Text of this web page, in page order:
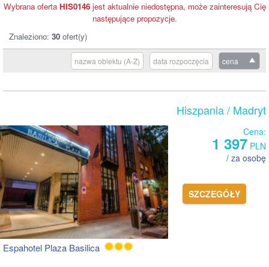
Wybrana oferta HIS0146jest aktualnie niedostępna, może zainteresują Cię
następujące propozycje.
Znaleziono: 30 ofert(y)
cena
data rozpoczęcia
nazwa obiektu (A-Z)
Hiszpania/ Madryt
Cena:
1 397 PLN
/ za osobę
SZCZEGÓŁY
Espahotel Plaza Basilica